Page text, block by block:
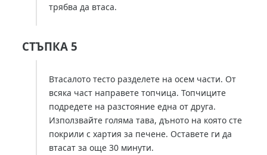
трябва да втаса.
СТЪПКА 5
Втасалото тесто разделете на осем части. От
всяка част направете топчица. Топчиците
подредете на разстояние една от друга.
Използвайте голяма тава, дъното на която сте
покрили с хартия за печене. Оставете ги да
втасат за още 30 минути.